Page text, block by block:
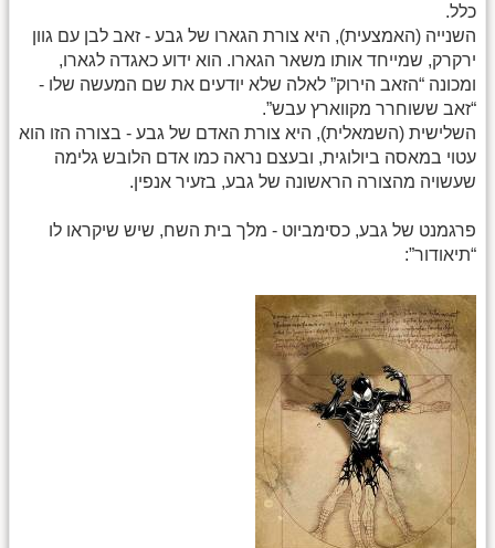
כלל.
השנייה (האמצעית), היא צורת הגארו של גבע - זאב לבן עם גוון
ירקרק, שמייחד אותו משאר הגארו. הוא ידוע כאגדה לגארו,
ומכונה “הזאב הירוק” לאלה שלא יודעים את שם המעשה שלו -
“זאב ששוחרר מקווארץ עבש”.
השלישית (השמאלית), היא צורת האדם של גבע - בצורה הזו הוא
עטוי במאסה ביולוגית, ובעצם נראה כמו אדם הלובש גלימה
שעשויה מהצורה הראשונה של גבע, בזעיר אנפין.
פרגמנט של גבע, כסימביוט - מלך בית השח, שיש שיקראו לו
“תיאודור”: